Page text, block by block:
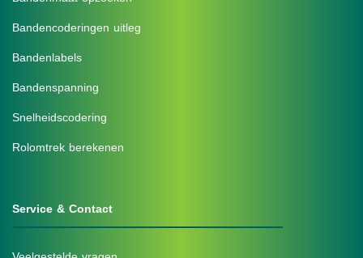
Bandencoderingen uitleg
Bandenlabels
Bandenspanning
Snelheidscodering
Rolomtrek berekenen
Service & Contact